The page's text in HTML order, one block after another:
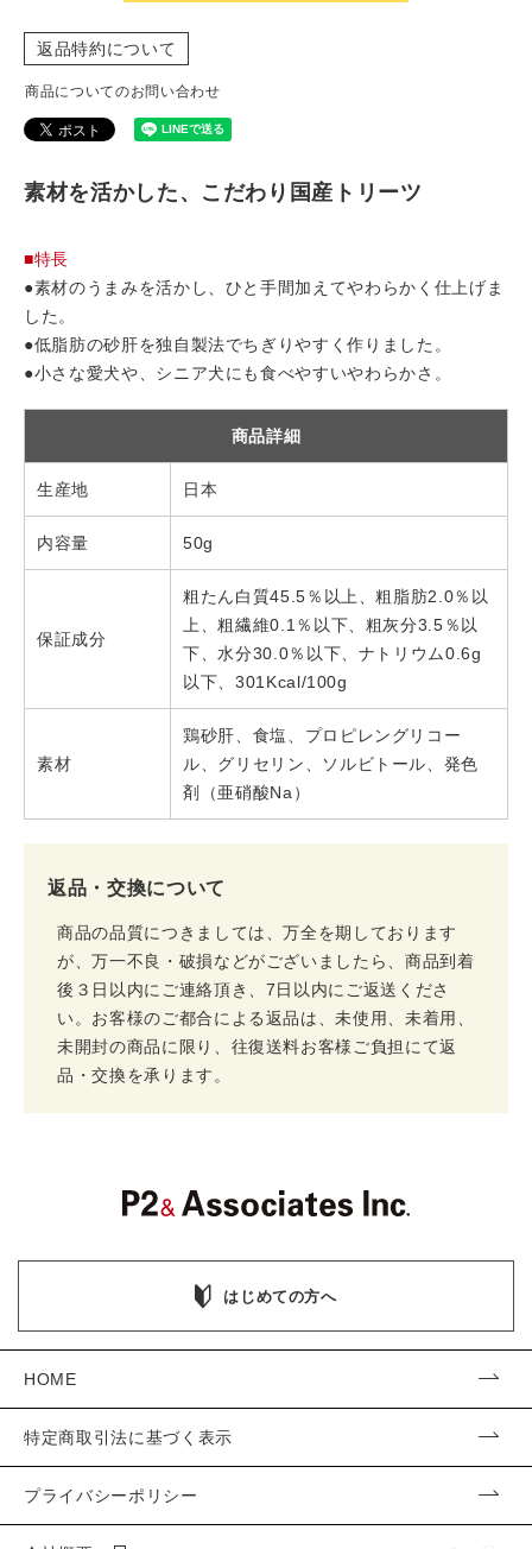
返品特約について
商品についてのお問い合わせ
素材を活かした、こだわり国産トリーツ
■特長
●素材のうまみを活かし、ひと手間加えてやわらかく仕上げま
した。
●低脂肪の砂肝を独自製法でちぎりやすく作りました。
●小さな愛犬や、シニア犬にも食べやすいやわらかさ。
商品詳細
生産地 日本
内容量 50g
保証成分
粗たん白質45.5％以上、粗脂肪2.0％以
上、粗繊維0.1％以下、粗灰分3.5％以
下、水分30.0％以下、ナトリウム0.6g
以下、301Kcal/100g
素材
鶏砂肝、食塩、プロピレングリコー
ル、グリセリン、ソルビトール、発色
剤（亜硝酸Na）
返品・交換について
商品の品質につきましては、万全を期しております
が、万一不良・破損などがございましたら、商品到着
後３日以内にご連絡頂き、7日以内にご返送くださ
い。お客様のご都合による返品は、未使用、未着用、
未開封の商品に限り、往復送料お客様ご負担にて返
品・交換を承ります。
はじめての方へ
HOME
特定商取引法に基づく表示
プライバシーポリシー